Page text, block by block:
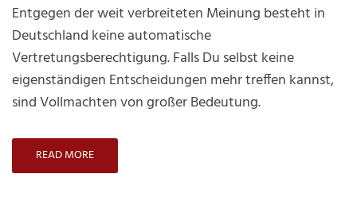
Entgegen der weit verbreiteten Meinung besteht in
Deutschland keine automatische
Vertretungsberechtigung. Falls Du selbst keine
eigenständigen Entscheidungen mehr treffen kannst,
sind Vollmachten von großer Bedeutung.
READ MORE